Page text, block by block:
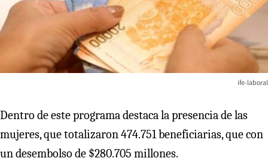
ife-laboral
Dentro de este programa destaca la presencia de las
mujeres, que totalizaron 474.751 beneficiarias, que con
un desembolso de $280.705 millones.